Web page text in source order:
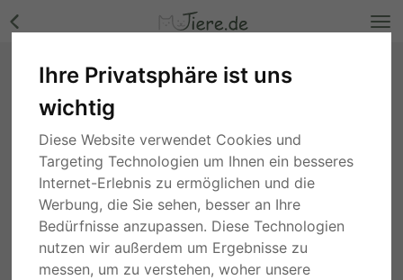
Ihre Privatsphäre ist uns
wichtig
Diese Website verwendet Cookies und
Targeting Technologien um Ihnen ein besseres
Internet-Erlebnis zu ermöglichen und die
Werbung, die Sie sehen, besser an Ihre
Bedürfnisse anzupassen. Diese Technologien
nutzen wir außerdem um Ergebnisse zu
messen, um zu verstehen, woher unsere
FREYA, Mischling - Hündin Bilder
Berlin, vor 2 Jahren